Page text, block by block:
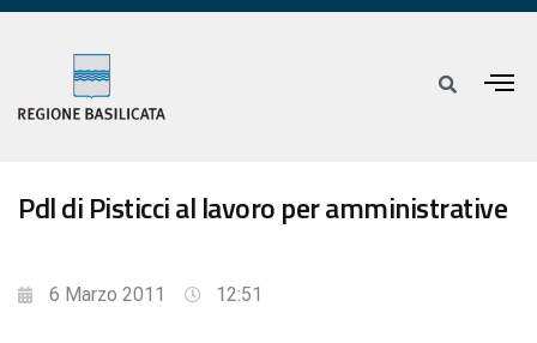
Pdl di Pisticci al lavoro per amministrative
6 Marzo 2011 12:51